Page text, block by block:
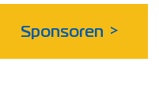
Sponsoren >